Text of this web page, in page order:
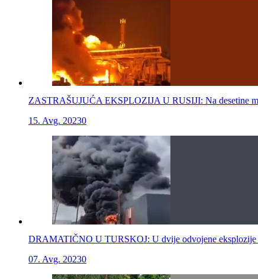
ZASTRAŠUJUĆA EKSPLOZIJA U RUSIJI: Na desetine
15. Avg. 20230
DRAMATIČNO U TURSKOJ: U dvije odvojene
07. Avg. 20230